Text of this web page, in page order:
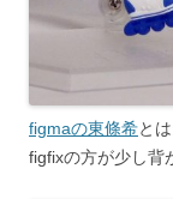
figmaの東條希と
figfixの方が少し背